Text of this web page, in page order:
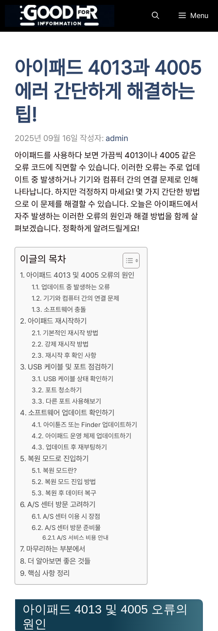
츠
Menu
아이패드 4013과 4005
에러 간단하게 해결하는
팁!
2025년 09월 16일 작성자: admin
아이패드를 사용하다 보면 가끔씩 4013이나 4005 같은
오류 코드에 직면할 수 있습니다. 이러한 오류는 주로 업데
이트 중 발생하거나 기기와 컴퓨터 간의 연결 문제로 인해
나타납니다. 하지만 걱정하지 마세요! 몇 가지 간단한 방법
으로 이 문제를 해결할 수 있습니다. 오늘은 아이패드에서
자주 발생하는 이러한 오류의 원인과 해결 방법을 함께 살
펴보겠습니다. 정확하게 알려드릴게요!
이글의 목차
아이패드 4013 및 4005 오류의 원인
업데이트 중 발생하는 오류
기기와 컴퓨터 간의 연결 문제
소프트웨어 충돌
아이패드 재시작하기
기본적인 재시작 방법
강제 재시작 방법
재시작 후 확인 사항
USB 케이블 및 포트 점검하기
USB 케이블 상태 확인하기
포트 청소하기
다른 포트 사용해보기
소프트웨어 업데이트 확인하기
아이튠즈 또는 Finder 업데이트하기
아이패드 운영 체제 업데이트하기
업데이트 후 재부팅하기
복원 모드로 진입하기
복원 모드란?
복원 모드 진입 방법
복원 후 데이터 복구
A/S 센터 방문 고려하기
A/S 센터 이용 시 장점
A/S 센터 방문 준비물
A/S 서비스 비용 안내
마무리하는 부분에서
더 알아보면 좋은 것들
핵심 사항 정리
아이패드 4013 및 4005 오류의
원인